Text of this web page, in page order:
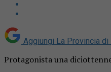
Aggiungi La Provincia di
Protagonista una